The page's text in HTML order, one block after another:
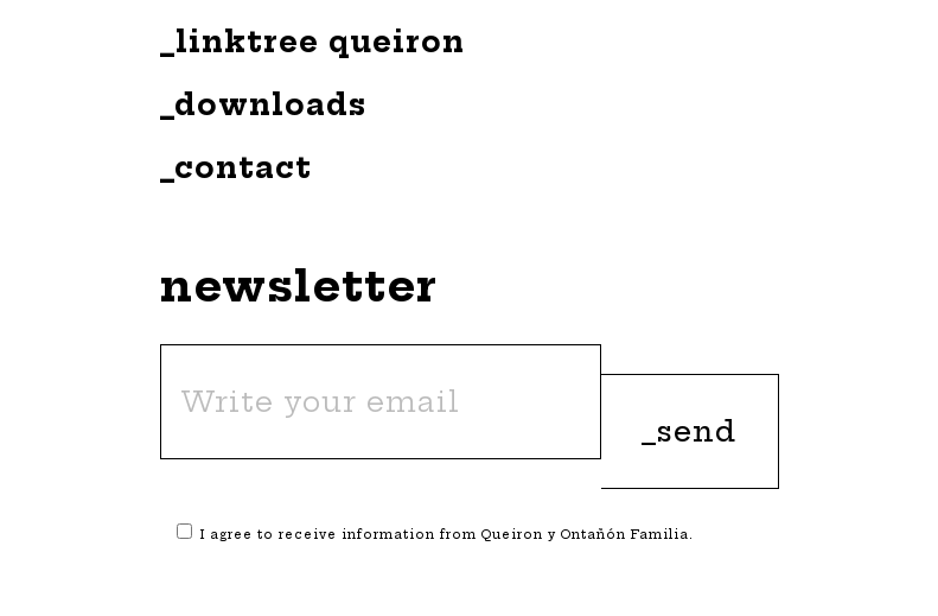
_linktree queiron
_downloads
_contact
newsletter
I agree to receive information from Queiron y Ontañón Familia.